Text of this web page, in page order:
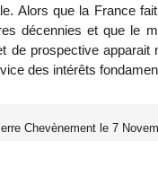
Alors que la France
décennies et que le
de prospective
des intérêts
Chevènement le 7